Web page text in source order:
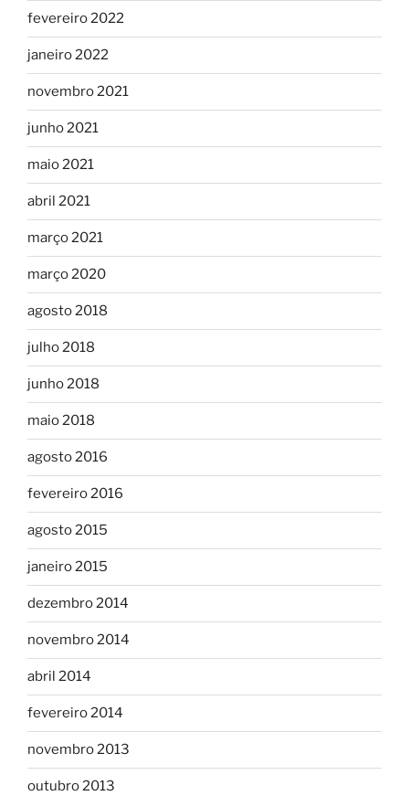
fevereiro 2022
janeiro 2022
novembro 2021
junho 2021
maio 2021
abril 2021
março 2021
março 2020
agosto 2018
julho 2018
junho 2018
maio 2018
agosto 2016
fevereiro 2016
agosto 2015
janeiro 2015
dezembro 2014
novembro 2014
abril 2014
fevereiro 2014
novembro 2013
outubro 2013